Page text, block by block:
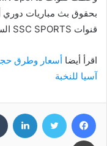
بحقوق بث مباريات دوري
قنوات SSC SPORTS السعودية في السباق.
اقرأ أيضا أسعار وطرق حجز
آسيا للنخبة
فيسبوك تويتر
طباعة